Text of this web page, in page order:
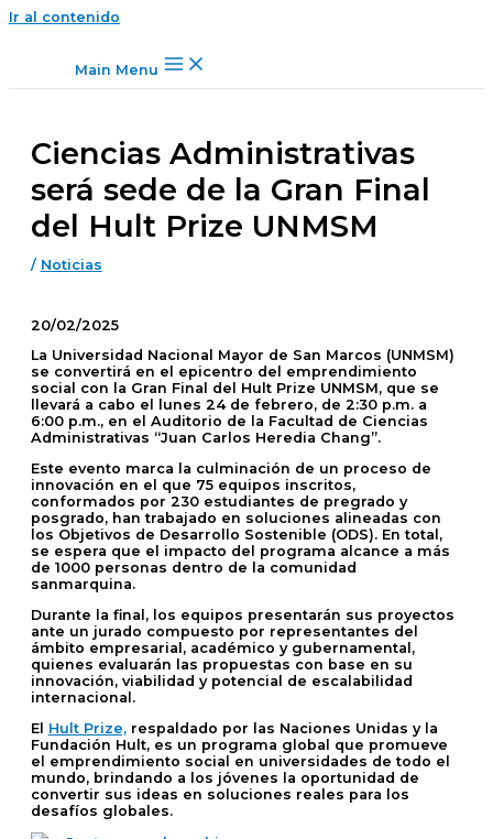
Ir al contenido
Main Menu
Ciencias Administrativas
será sede de la Gran Final
del Hult Prize UNMSM
/ Noticias
20/02/2025
La Universidad Nacional Mayor de San Marcos (UNMSM)
se convertirá en el epicentro del emprendimiento
social con la Gran Final del Hult Prize UNMSM, que se
llevará a cabo el
lunes 24 de febrero, de 2:30 p.m. a
6:00 p.m., en el Auditorio de la Facultad de Ciencias
Administrativas “Juan Carlos Heredia Chang”.
Este evento marca la culminación de un proceso de
innovación en el que 75 equipos inscritos,
conformados por 230 estudiantes de pregrado y
posgrado, han trabajado en soluciones alineadas con
los Objetivos de Desarrollo Sostenible (ODS). En total,
se espera que el impacto del programa alcance a más
de 1000 personas dentro de la comunidad
sanmarquina.
Durante la final, los equipos presentarán sus proyectos
ante un jurado compuesto por representantes del
ámbito empresarial, académico y gubernamental ,
quienes evaluarán las propuestas con base en su
innovación, viabilidad y potencial de escalabilidad
internacional.
El Hult Prize,respaldado por las Naciones Unidas y la
Fundación Hult, es un programa global que promueve
el emprendimiento social en universidades de todo el
mundo, brindando a los jóvenes la oportunidad de
convertir sus ideas en soluciones reales para los
desafíos globales.